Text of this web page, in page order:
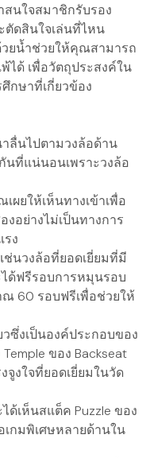
นใจสมาชิกรับรอง
ดสินใจเล่นที่ไหน
ยน้ำช่วยให้คุณสามารถ
ได้ เพื่อวัตถุประสงค์ใน
กษาที่เกี่ยวข้อง
ลื่นไปตามวงล้อด้าน
นที่แน่นอนเพราะวงล้อ
ยให้เห็นทางเข้าเพื่อ
อย่างไม่เป็นทางการ
ง
นวงล้อที่ยอดเยี่ยมที่มี
ฟรีรอบการหมุนรอบ
60 รอบฟรีเพื่อช่วยให้
ซึ่งเป็นองค์ประกอบของ
ของ Backseat
จูงใจที่ยอดเยี่ยมในวัด
ด้เห็นสแต็ค Puzzle ของ
เกมพิเศษหลายด้านใน